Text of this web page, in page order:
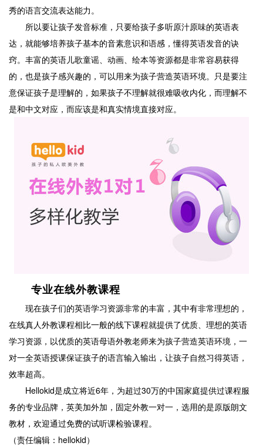
秀的语言交流表达能力。
所以要让孩子发音标准，只要给孩子多听原汁原味的英语表
达，就能够培养孩子基本的音素意识和语感，懂得英语发音的诀
窍。丰富的英语儿歌童谣、动画、绘本等资源都是非常容易获得
的，也是孩子感兴趣的，可以用来为孩子营造英语环境。只是要注
意保证孩子是理解的，如果孩子不理解就很难吸收内化，而理解不
是和中文对应，而应该是和真实情境直接对应。
专业在线外教课程
现在孩子们的英语学习资源非常的丰富，其中有非常理想的，
在线真人外教课程相比一般的线下课程就提供了优质、理想的英语
学习资源，以优质的英语母语外教老师来为孩子营造英语环境，一
对一全英语授课保证孩子的语言输入输出，让孩子自然习得英语，
效率超高。
Hellokid是成立将近6年，为超过30万的中国家庭提供过课程服
务的专业品牌，英美加外加，固定外教一对一，选用的是原版朗文
教材，欢迎通过免费的试听课检验课程。
（责任编辑：hellokid）